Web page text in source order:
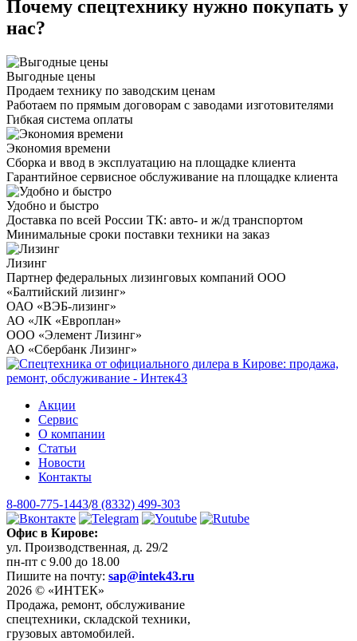
Почему спецтехнику нужно покупать у
нас?
Выгодные цены
Продаем технику по заводским ценам
Работаем по прямым договорам с заводами изготовителями
Гибкая система оплаты
Экономия времени
Сборка и ввод в эксплуатацию на площадке клиента
Гарантийное сервисное обслуживание на площадке клиента
Удобно и быстро
Доставка по всей России ТК: авто- и ж/д транспортом
Минимальные сроки поставки техники на заказ
Лизинг
Партнер федеральных лизинговых компаний ООО
«Балтийский лизинг»
ОАО «ВЭБ-лизинг»
АО «ЛК «Европлан»
ООО «Элемент Лизинг»
АО «Сбербанк Лизинг»
Акции
Сервис
О компании
Статьи
Новости
Контакты
8-800-775-1443/8 (8332) 499-303
Офис в Кирове:
ул. Производственная, д. 29/2
пн-пт с 9.00 до 18.00
Пишите на почту: sap@intek43.ru
2026 © «ИНТЕК»
Продажа, ремонт, обслуживание
спецтехники, складской техники,
грузовых автомобилей.